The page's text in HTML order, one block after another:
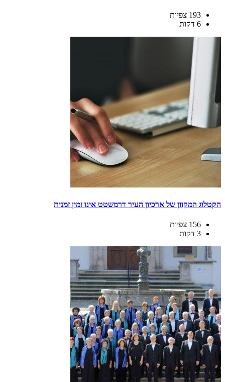
193 צפיות
6 דקות
הקטלוג המקוון של ארכיון העיר דרמשטט אינו זמין זמנית
156 צפיות
3 דקות